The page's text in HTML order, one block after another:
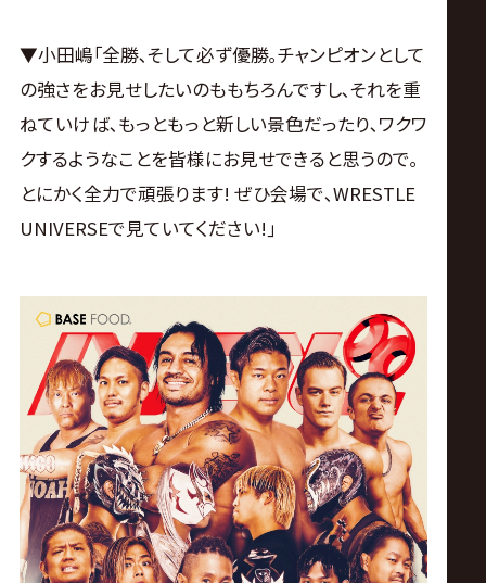
▼小田嶋｢全勝､そして必ず優勝｡チャンピオンとして
の強さをお見せしたいのももちろんですし､それを重
ねていけば､もっともっと新しい景色だったり､ワクワ
クするようなことを皆様にお見せできると思うので｡
とにかく全力で頑張ります! ぜひ会場で､WRESTLE
UNIVERSEで見ていてください!｣